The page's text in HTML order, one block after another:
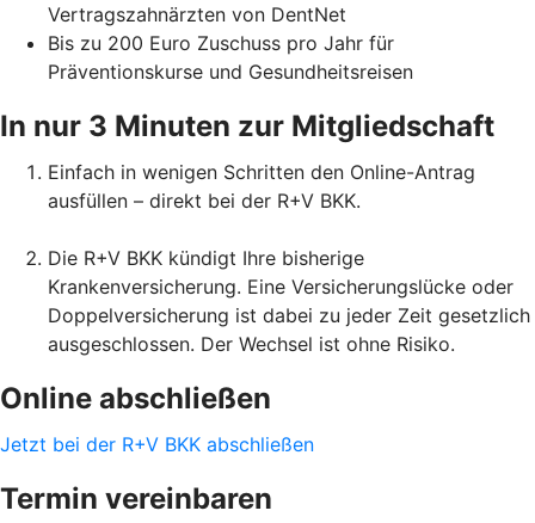
Vertragszahnärzten von DentNet
Bis zu 200 Euro Zuschuss pro Jahr für
Präventionskurse und Gesundheitsreisen
In nur 3 Minuten zur Mitgliedschaft
Einfach in wenigen Schritten den Online-Antrag
ausfüllen – direkt bei der R+V BKK.
Die R+V BKK kündigt Ihre bisherige
Krankenversicherung. Eine Versicherungslücke oder
Doppelversicherung ist dabei zu jeder Zeit gesetzlich
ausgeschlossen. Der Wechsel ist ohne Risiko.
Online abschließen
Jetzt bei der R+V BKK abschließen
Termin vereinbaren